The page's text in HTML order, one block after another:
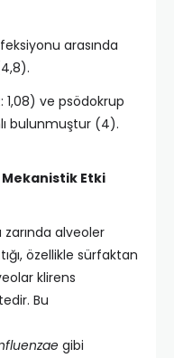
arasında
1,08) ve psödokrup
bulunmuştur (4).​
Etki
zarında alveoler
özellikle sürfaktan
klirens
Bu
gibi